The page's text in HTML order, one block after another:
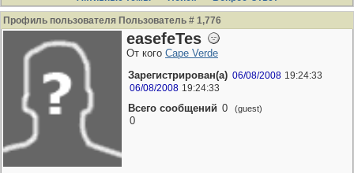
Профиль пользователя Пользователь # 1,776
easefeTes
От кого Cape Verde
Зарегистрирован(а) 06/08/2008 19:24:33
06/08/2008 19:24:33
Всего сообщений 0 (guest)
0